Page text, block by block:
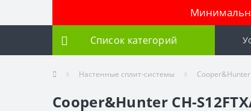
Список категорий
Настенные сплит-системы Cooper&Hunter
Cooper&Hunter CH-